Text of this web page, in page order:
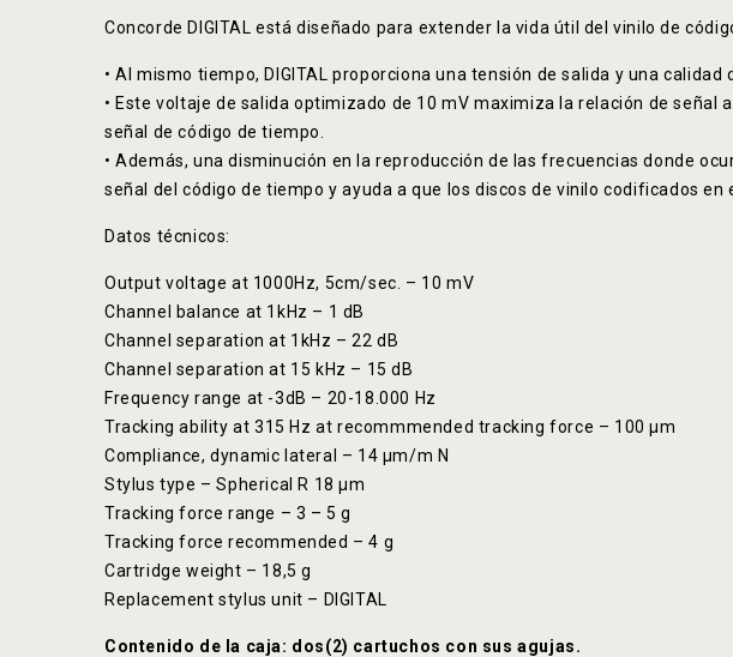
Concorde DIGITAL está diseñado para extender la vida útil del vinilo de
• Al mismo tiempo, DIGITAL proporciona una tensión de salida y una
• Este voltaje de salida optimizado de 10 mV maximiza la relación de
señal de código de tiempo.
• Además, una disminución en la reproducción de las frecuencias donde
señal del código de tiempo y ayuda a que los discos de vinilo codificados en
Datos técnicos:
Output voltage at 1000Hz, 5cm/sec. – 10 mV
Channel balance at 1kHz – 1 dB
Channel separation at 1kHz – 22 dB
Channel separation at 15 kHz – 15 dB
Frequency range at -3dB – 20-18.000 Hz
Tracking ability at 315 Hz at recommmended tracking force – 100 μm
Compliance, dynamic lateral – 14 μm/m N
Stylus type – Spherical R 18 μm
Tracking force range – 3 – 5 g
Tracking force recommended – 4 g
Cartridge weight – 18,5 g
Replacement stylus unit – DIGITAL
Contenido de la caja: dos(2) cartuchos con sus agujas.